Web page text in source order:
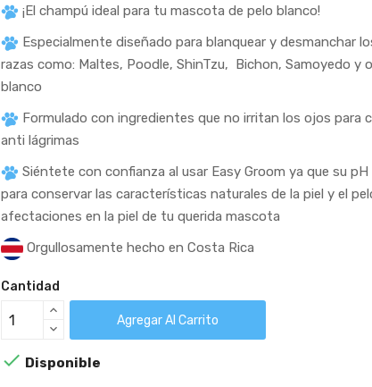
¡El champú ideal para tu mascota de pelo blanco!
Especialmente diseñado para blanquear y desmanchar
razas como: Maltes, Poodle, ShinTzu, Bichon, Samoyedo y
blanco
Formulado con ingredientes que no irritan los ojos para
anti lágrimas
Siéntete con confianza al usar Easy Groom ya que su pH
para conservar las características naturales de la piel y el
afectaciones en la piel de tu querida mascota
Orgullosamente hecho en Costa Rica
Cantidad
Agregar Al Carrito
 Disponible